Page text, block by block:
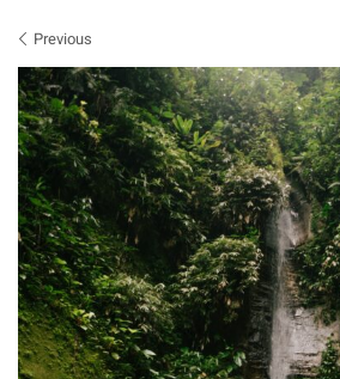
Images navigation
Previous